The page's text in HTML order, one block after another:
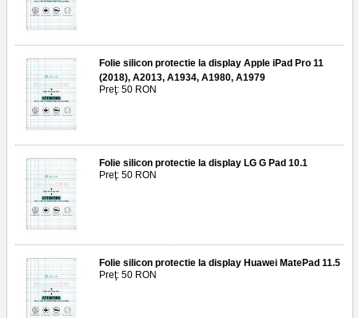
Folie silicon protectie la display Apple iPad Pro 11
(2018), A2013, A1934, A1980, A1979
Preţ: 50 RON
Folie silicon protectie la display LG G Pad 10.1
Preţ: 50 RON
Folie silicon protectie la display Huawei MatePad 11.5
Preţ: 50 RON